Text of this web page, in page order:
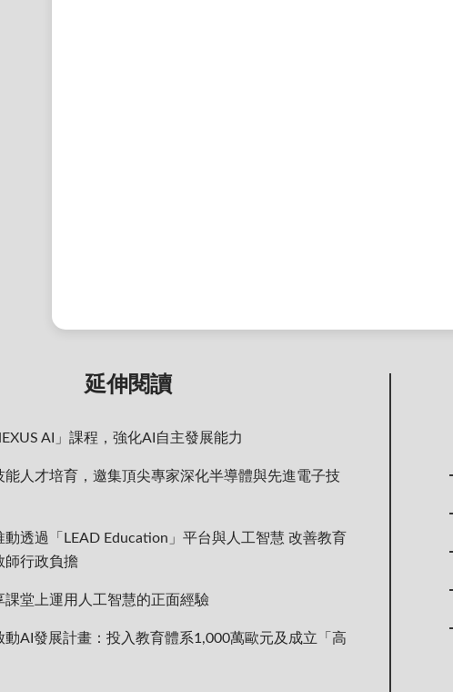
延伸閱讀
AI」課程，強化AI自主發展能力
能人才培育，邀集頂尖專家深化半導體與先進電子技
動透過「LEAD Education」平台與人工智慧 改善教育
師行政負擔
課堂上運用人工智慧的正面經驗
動AI發展計畫：投入教育體系1,000萬歐元及成立「高